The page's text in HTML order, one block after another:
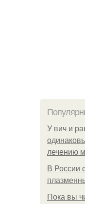
У вич и
лечению
В России
Пока вы